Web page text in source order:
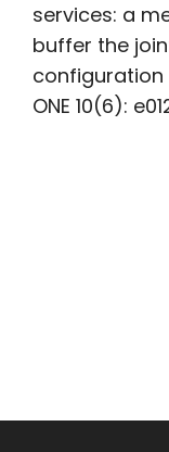
services: a
buffer the
configuration
ONE 10(6):